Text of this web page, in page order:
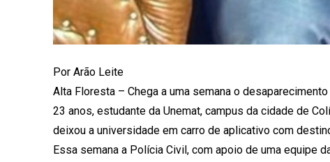
Por Arão Leite
Alta Floresta – Chega a uma semana o
23 anos, estudante da Unemat, campus da cidade de
deixou a universidade em carro de aplicativo com
Essa semana a Polícia Civil, com apoio de uma equipe